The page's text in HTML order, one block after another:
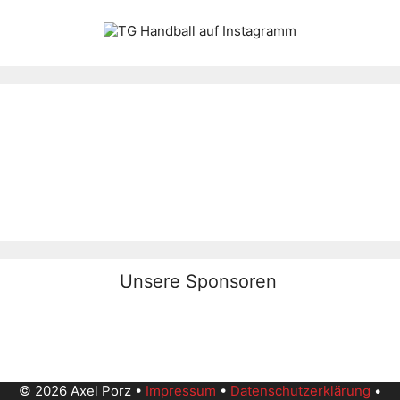
Unsere Sponsoren
© 2026 Axel Porz • Impressum • Datenschutzerklärung •